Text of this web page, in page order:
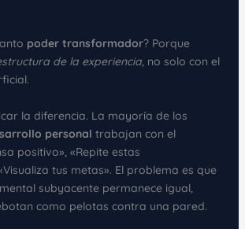
poder transformador? Porque
de la experiencia, no solo con el
la diferencia. La mayoría de los
personal trabajan con el
positivo», «Repite estas
tus metas». El problema es que
subyacente permanece igual,
como pelotas contra una pared.